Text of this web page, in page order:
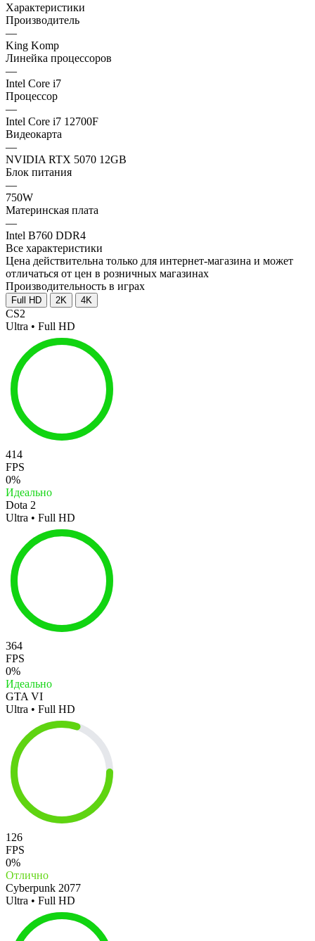
Характеристики
Производитель
—
King Komp
Линейка процессоров
—
Intel Core i7
Процессор
—
Intel Core i7 12700F
Видеокарта
—
NVIDIA RTX 5070 12GB
Блок питания
—
750W
Материнская плата
—
Intel B760 DDR4
Все характеристики
Цена действительна только для интернет-магазина и может
отличаться от цен в розничных магазинах
Производительность в играх
Full HD 2K 4K
CS2
Ultra • Full HD
414
FPS
0%
Идеально
Dota 2
Ultra • Full HD
364
FPS
0%
Идеально
GTA VI
Ultra • Full HD
126
FPS
0%
Отлично
Cyberpunk 2077
Ultra • Full HD